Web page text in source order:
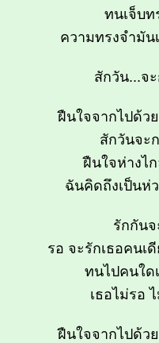
ทนเจ็บท
ความทรงจำมัน
สักวัน...จ
ฝืนใจจากไปด้ว
สักวันจะ
ฝืนใจห่างไ
ฉันคิดถึงเป็นห่
รักกันจ
รอ จะรักเธอคนเ
ทนไปคนใด
เธอไม่รอ
ฝืนใจจากไปด้ว